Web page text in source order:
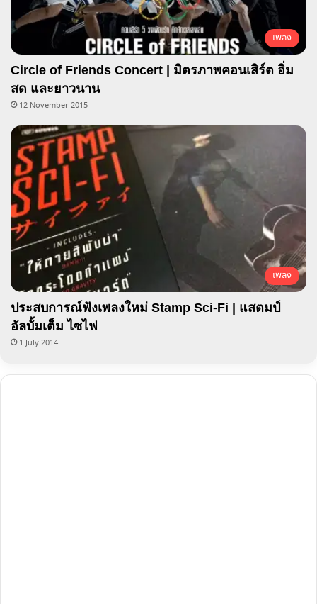
เพลง
Circle of Friends Concert | มิตรภาพคอนเสิร์ต อิ่ม
สด และยาวนาน
12 November 2015
เพลง
ประสบการณ์ฟังเพลงใหม่ Stamp Sci-Fi | แสตมป์
อัลบั้มเต็ม ไซไฟ
1 July 2014